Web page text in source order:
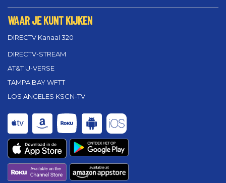
WAAR JE KUNT KIJKEN
DIRECTV Kanaal 320
DIRECTV-STREAM
AT&T U-VERSE
TAMPA BAY WFTT
LOS ANGELES KSCN-TV